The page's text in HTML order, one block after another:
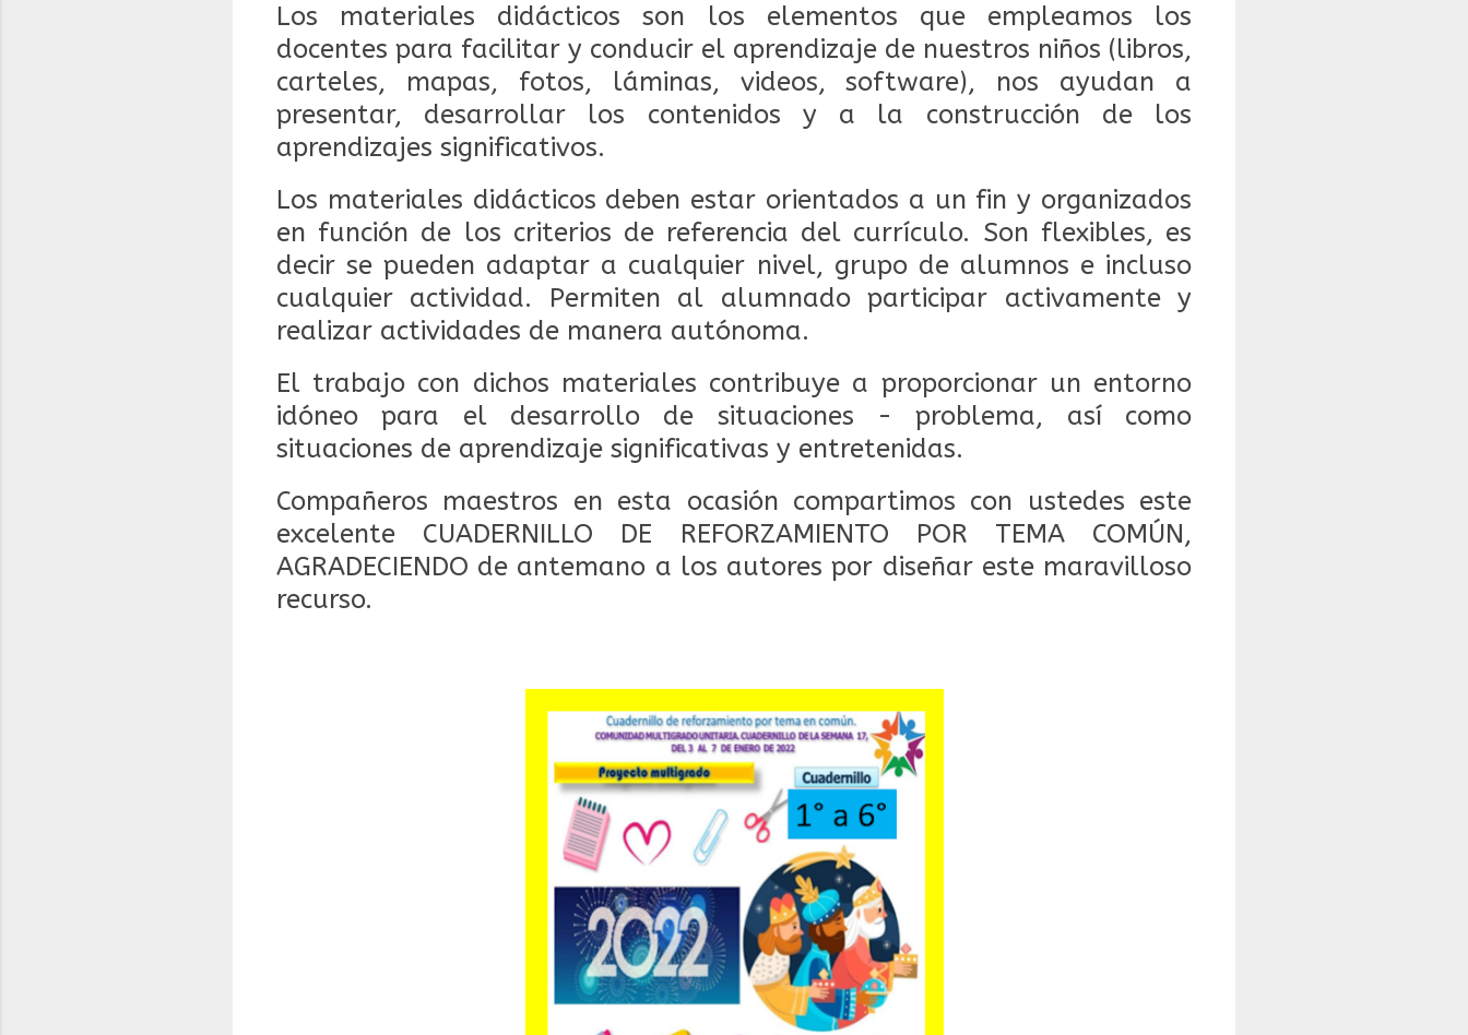
Los materiales didácticos son los elementos que empleamos los
docentes para facilitar y conducir el aprendizaje de nuestros niños (libros,
carteles, mapas, fotos, láminas, videos, software), nos ayudan a
presentar, desarrollar los contenidos y a la construcción de los
aprendizajes significativos.
Los materiales didácticos deben estar orientados a un fin y organizados
en función de los criterios de referencia del currículo. Son flexibles, es
decir se pueden adaptar a cualquier nivel, grupo de alumnos e incluso
cualquier actividad. Permiten al alumnado participar activamente y
realizar actividades de manera autónoma.
El trabajo con dichos materiales contribuye a proporcionar un entorno
idóneo para el desarrollo de situaciones - problema, así como
situaciones de aprendizaje significativas y entretenidas.
Compañeros maestros en esta ocasión compartimos con ustedes este
excelente CUADERNILLO DE REFORZAMIENTO POR TEMA COMÚN,
AGRADECIENDO de antemano a los autores por diseñar este maravilloso
recurso.